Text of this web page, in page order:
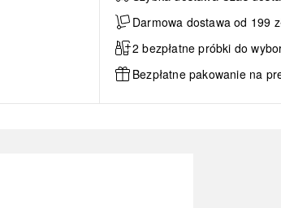
Darmowa dostawa od 199
2 bezpłatne próbki do
Bezpłatne pakowanie na